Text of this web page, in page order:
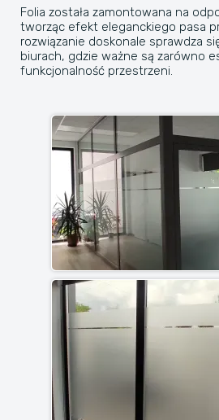
Folia została zamontowana na
tworząc efekt eleganckiego pasa
rozwiązanie doskonale sprawdza
biurach, gdzie ważne są zarówno
funkcjonalność przestrzeni.